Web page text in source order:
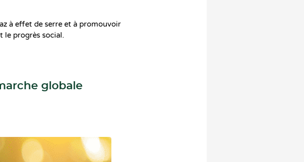
à effet de serre et à promouvoir
le progrès social.
globale